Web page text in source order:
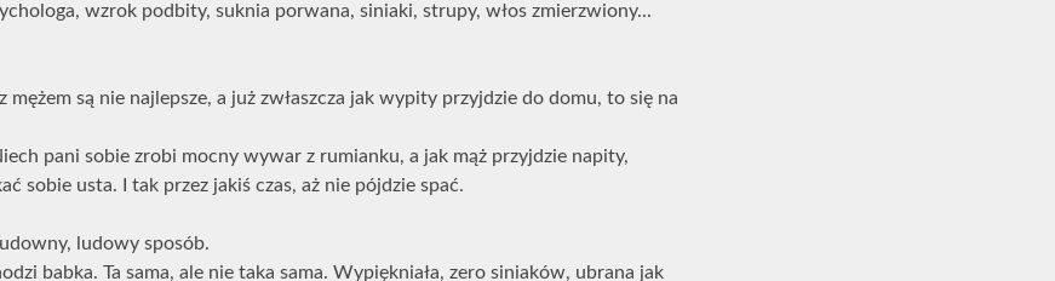
wzrok podbity, suknia porwana, siniaki, strupy, włos zmierzwiony...
mężem są nie najlepsze, a już zwłaszcza jak wypity przyjdzie do domu, to się na
pani sobie zrobi mocny wywar z rumianku, a jak mąż przyjdzie napity,
sobie usta. I tak przez jakiś czas, aż nie pójdzie spać.
ludowy sposób.
babka. Ta sama, ale nie taka sama. Wypiękniała, zero siniaków, ubrana jak